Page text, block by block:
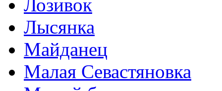
Лозивок
Лысянка
Майданец
Малая Севастяновка